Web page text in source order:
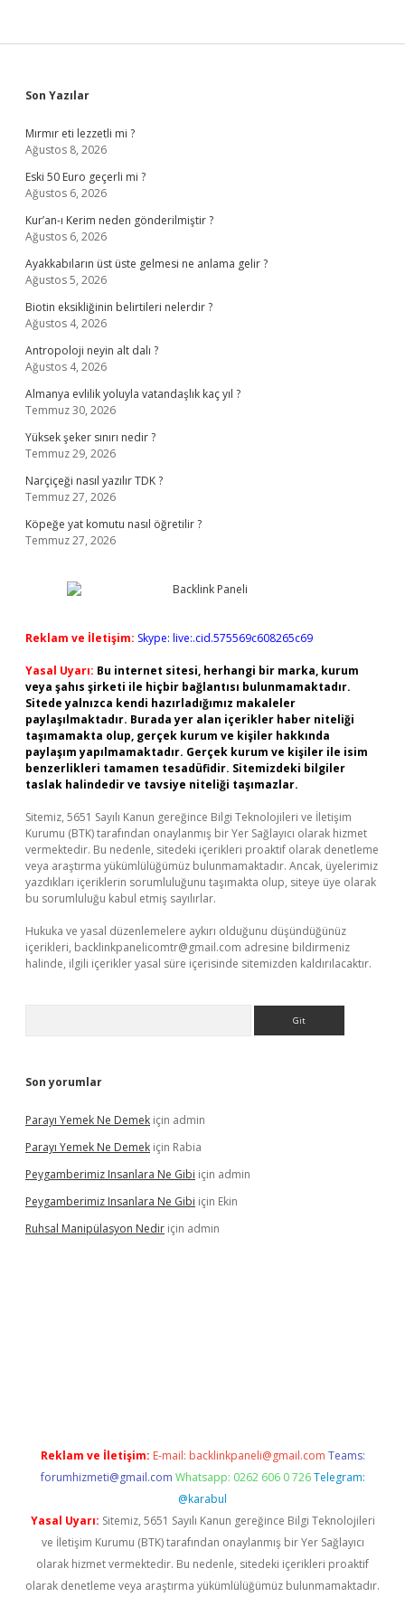
Sidebar
Son Yazılar
Mırmır eti lezzetli mi ?
Ağustos 8, 2026
Eski 50 Euro geçerli mi ?
Ağustos 6, 2026
Kur’an-ı Kerim neden gönderilmiştir ?
Ağustos 6, 2026
Ayakkabıların üst üste gelmesi ne anlama gelir ?
Ağustos 5, 2026
Biotin eksikliğinin belirtileri nelerdir ?
Ağustos 4, 2026
Antropoloji neyin alt dalı ?
Ağustos 4, 2026
Almanya evlilik yoluyla vatandaşlık kaç yıl ?
Temmuz 30, 2026
Yüksek şeker sınırı nedir ?
Temmuz 29, 2026
Narçiçeği nasıl yazılır TDK ?
Temmuz 27, 2026
Köpeğe yat komutu nasıl öğretilir ?
Temmuz 27, 2026
Reklam ve İletişim: Skype: live:.cid.575569c608265c69
Yasal Uyarı: Bu internet sitesi, herhangi bir marka, kurum
veya şahıs şirketi ile hiçbir bağlantısı bulunmamaktadır.
Sitede yalnızca kendi hazırladığımız makaleler
paylaşılmaktadır. Burada yer alan içerikler haber niteliği
taşımamakta olup, gerçek kurum ve kişiler hakkında
paylaşım yapılmamaktadır. Gerçek kurum ve kişiler ile isim
benzerlikleri tamamen tesadüfidir. Sitemizdeki bilgiler
taslak halindedir ve tavsiye niteliği taşımazlar.
Sitemiz, 5651 Sayılı Kanun gereğince Bilgi Teknolojileri ve İletişim
Kurumu (BTK) tarafından onaylanmış bir Yer Sağlayıcı olarak hizmet
vermektedir. Bu nedenle, sitedeki içerikleri proaktif olarak denetleme
veya araştırma yükümlülüğümüz bulunmamaktadır. Ancak, üyelerimiz
yazdıkları içeriklerin sorumluluğunu taşımakta olup, siteye üye olarak
bu sorumluluğu kabul etmiş sayılırlar.
Hukuka ve yasal düzenlemelere aykırı olduğunu düşündüğünüz
içerikleri, backlinkpanelicomtr@gmail.com adresine bildirmeniz
halinde, ilgili içerikler yasal süre içerisinde sitemizden kaldırılacaktır.
Son yorumlar
Parayı Yemek Ne Demek için admin
Parayı Yemek Ne Demek için Rabia
Peygamberimiz Insanlara Ne Gibi için admin
Peygamberimiz Insanlara Ne Gibi için Ekin
Ruhsal Manipülasyon Nedir için admin
Reklam ve İletişim: E-mail: backlinkpaneli@gmail.com Teams:
forumhizmeti@gmail.com Whatsapp: 0262 606 0 726 Telegram:
@karabul
Yasal Uyarı: Sitemiz, 5651 Sayılı Kanun gereğince Bilgi Teknolojileri
ve İletişim Kurumu (BTK) tarafından onaylanmış bir Yer Sağlayıcı
olarak hizmet vermektedir. Bu nedenle, sitedeki içerikleri proaktif
olarak denetleme veya araştırma yükümlülüğümüz bulunmamaktadır.